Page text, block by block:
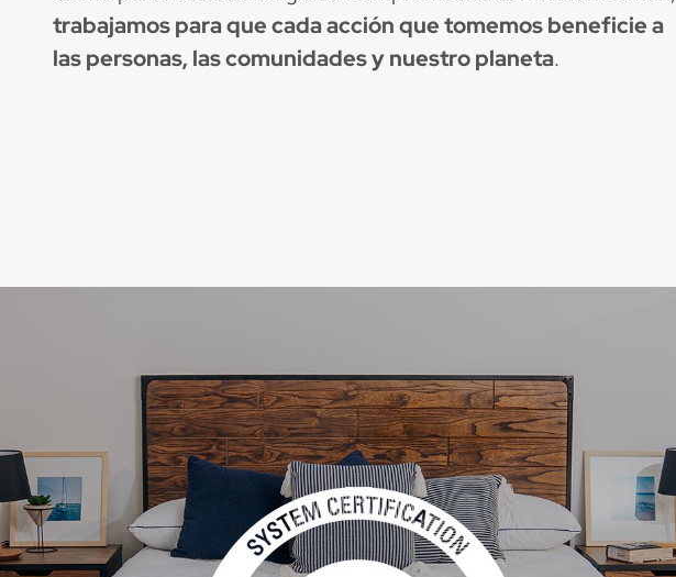
trabajamos para que cada acción que tomemos beneficie a
las personas, las comunidades y nuestro planeta.